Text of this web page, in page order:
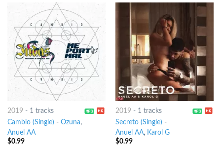
2019 - 1 tracks
Cambio (Single) - Ozuna,
Anuel AA
$0.99
2019 - 1 tracks
Secreto (Single) -
Anuel AA, Karol G
$0.99